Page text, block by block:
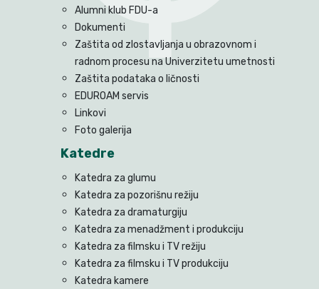
Alumni klub FDU-a
Dokumenti
Zaštita od zlostavljanja u obrazovnom i
radnom procesu na Univerzitetu umetnosti
Zaštita podataka o ličnosti
EDUROAM servis
Linkovi
Foto galerija
Katedre
Katedra za glumu
Katedra za pozorišnu režiju
Katedra za dramaturgiju
Katedra za menadžment i produkciju
Katedra za filmsku i TV režiju
Katedra za filmsku i TV produkciju
Katedra kamere